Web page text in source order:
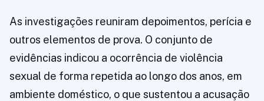
As investigações reuniram depoimentos, perícia e
outros elementos de prova. O conjunto de
evidências indicou a ocorrência de violência
sexual de forma repetida ao longo dos anos, em
ambiente doméstico, o que sustentou a acusação